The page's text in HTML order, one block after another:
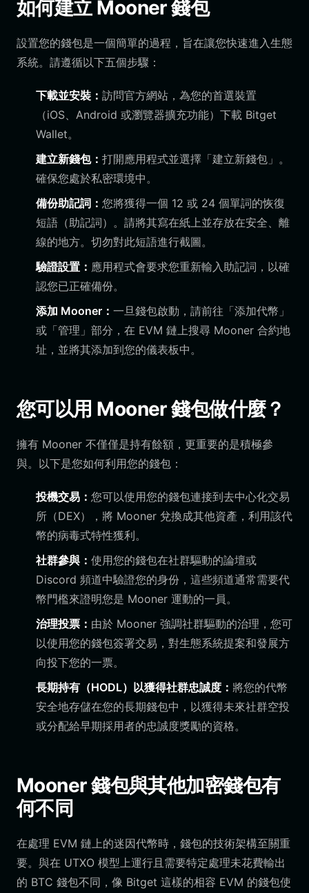
如何建立 Mooner 錢包
設置您的錢包是一個簡單的過程，旨在讓您快速進入生態
系統。請遵循以下五個步驟：
下載並安裝： 訪問官方網站，為您的首選裝置
（iOS、Android 或瀏覽器擴充功能）下載 Bitget
Wallet。
建立新錢包： 打開應用程式並選擇「建立新錢包」。
確保您處於私密環境中。
備份助記詞： 您將獲得一個 12 或 24 個單詞的恢復
短語（助記詞）。請將其寫在紙上並存放在安全、離
線的地方。切勿對此短語進行截圖。
驗證設置： 應用程式會要求您重新輸入助記詞，以確
認您已正確備份。
添加 Mooner： 一旦錢包啟動，請前往「添加代幣」
或「管理」部分，在 EVM 鏈上搜尋 Mooner 合約地
址，並將其添加到您的儀表板中。
您可以用 Mooner 錢包做什麼？
擁有 Mooner 不僅僅是持有餘額，更重要的是積極參
與。以下是您如何利用您的錢包：
投機交易： 您可以使用您的錢包連接到去中心化交易
所（DEX），將 Mooner 兌換成其他資產，利用該代
幣的病毒式特性獲利。
社群參與： 使用您的錢包在社群驅動的論壇或
Discord 頻道中驗證您的身份，這些頻道通常需要代
幣門檻來證明您是 Mooner 運動的一員。
治理投票： 由於 Mooner 強調社群驅動的治理，您可
以使用您的錢包簽署交易，對生態系統提案和發展方
向投下您的一票。
長期持有（HODL）以獲得社群忠誠度： 將您的代幣
安全地存儲在您的長期錢包中，以獲得未來社群空投
或分配給早期採用者的忠誠度獎勵的資格。
Mooner 錢包與其他加密錢包有
何不同
在處理 EVM 鏈上的迷因代幣時，錢包的技術架構至關重
要。與在 UTXO 模型上運行且需要特定處理未花費輸出
的 BTC 錢包不同，像 Bitget 這樣的相容 EVM 的錢包使